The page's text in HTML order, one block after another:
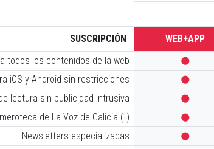
SUSCRIPCIÓN WEB+APP
todos los contenidos de la web

iOS y Android sin restricciones 
lectura sin publicidad intrusiva 
de La Voz de Galicia (¹) 
Newsletters especializadas 